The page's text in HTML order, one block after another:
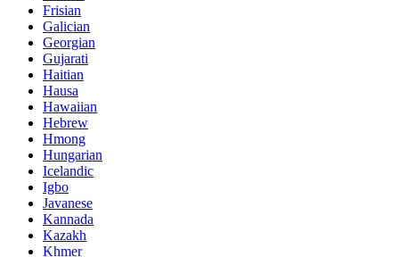
Frisian
Galician
Georgian
Gujarati
Haitian
Hausa
Hawaiian
Hebrew
Hmong
Hungarian
Icelandic
Igbo
Javanese
Kannada
Kazakh
Khmer